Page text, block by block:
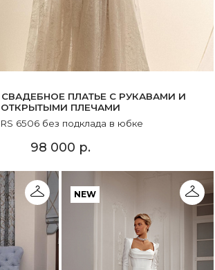
ПЛАТЬЕ С РУКАВАМИ И
ОТКРЫТЫМИ ПЛЕЧАМИ
6506 без подклада в юбке
98 000 р.
NEW